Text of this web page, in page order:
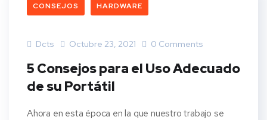
CONSEJOS HARDWARE
Dcts Octubre 23, 2021 0 Comments
5 Consejos para el Uso Adecuado
de su Portátil
Ahora en esta época en la que nuestro trabajo se